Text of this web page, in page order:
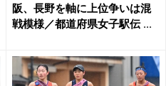
阪、長野を軸に上位争いは混
戦模様／都道府県女子駅伝 ...